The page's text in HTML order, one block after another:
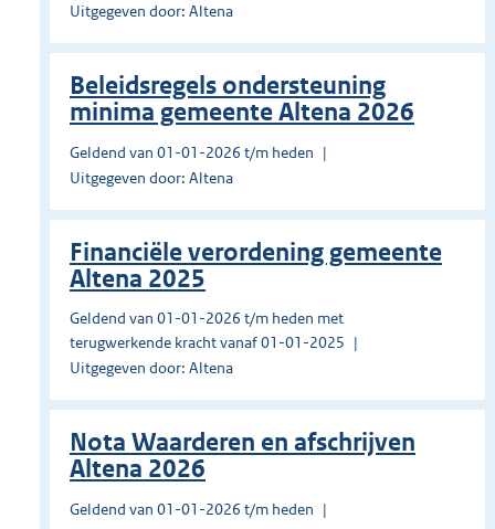
Uitgegeven door: Altena
Beleidsregels ondersteuning
minima gemeente Altena 2026
Geldend van 01-01-2026 t/m heden
Uitgegeven door: Altena
Financiële verordening gemeente
Altena 2025
Geldend van 01-01-2026 t/m heden met
terugwerkende kracht vanaf 01-01-2025
Uitgegeven door: Altena
Nota Waarderen en afschrijven
Altena 2026
Geldend van 01-01-2026 t/m heden